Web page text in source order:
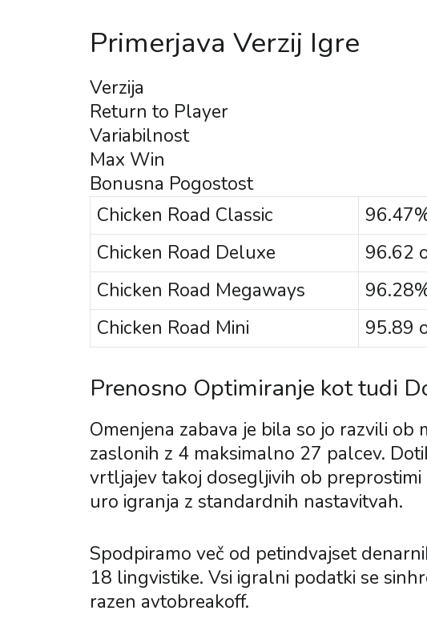
Primerjava Verzij Igre
Verzija
Return to Player
Variabilnost
Max Win
Bonusna Pogostost
Chicken Road Classic
Chicken Road Deluxe
96.62
Chicken Road Megaways
Chicken Road Mini
95.89
Prenosno Optimiranje kot tudi
Omenjena zabava je bila so jo razvili
zaslonih z 4 maksimalno 27 palcev.
vrtljajev takoj dosegljivih ob
uro igranja z standardnih nastavitvah.
Spodpiramo več od petindvajset
18 lingvistike. Vsi igralni podatki se
razen avtobreakoff.